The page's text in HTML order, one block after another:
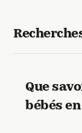
Que
bébés